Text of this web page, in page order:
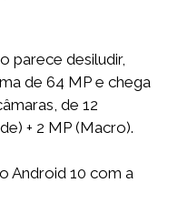
parece desiludir,
de 64 MP e chega
de 12
+ 2 MP (Macro).
Android 10 com a